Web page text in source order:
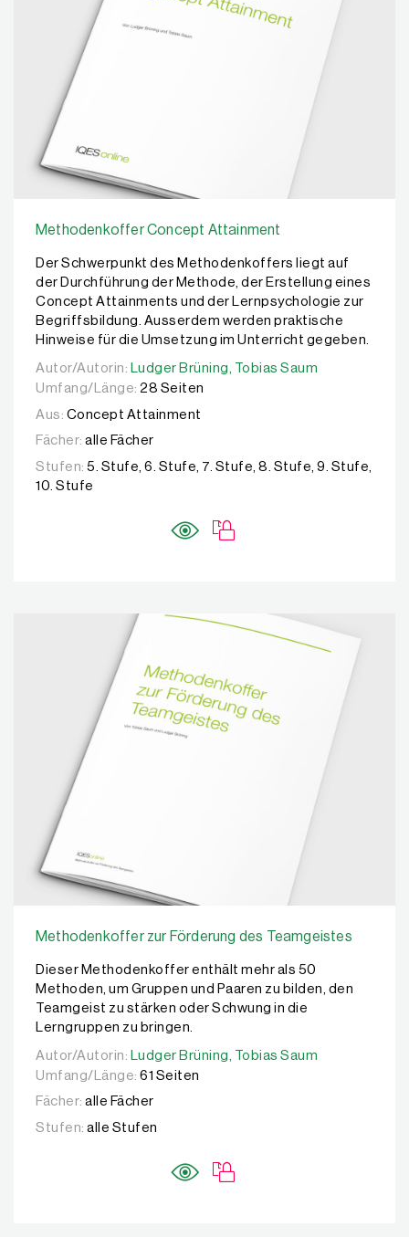
Methodenkoffer Concept Attainment
Der Schwerpunkt des Methodenkoffers liegt auf
der Durchführung der Methode, der Erstellung eines
Concept Attainments und der Lernpsychologie zur
Begriffsbildung. Ausserdem werden praktische
Hinweise für die Umsetzung im Unterricht gegeben.
Autor/Autorin: Ludger Brüning, Tobias Saum
Autor/Autorin: Ludger Brüning,
Tobias Saum
Umfang/Länge: 28 Seiten
Aus: Concept Attainment
Fächer: alle Fächer
Stufen: 5. Stufe, 6. Stufe, 7. Stufe, 8. Stufe, 9. Stufe,
10. Stufe
Methodenkoffer zur Förderung des Teamgeistes
Dieser Methodenkoffer enthält mehr als 50
Methoden, um Gruppen und Paaren zu bilden, den
Teamgeist zu stärken oder Schwung in die
Lerngruppen zu bringen.
Autor/Autorin: Ludger Brüning, Tobias Saum
Autor/Autorin: Ludger Brüning, Tobias Saum
Umfang/Länge: 61 Seiten
Fächer: alle Fächer
Stufen: alle Stufen